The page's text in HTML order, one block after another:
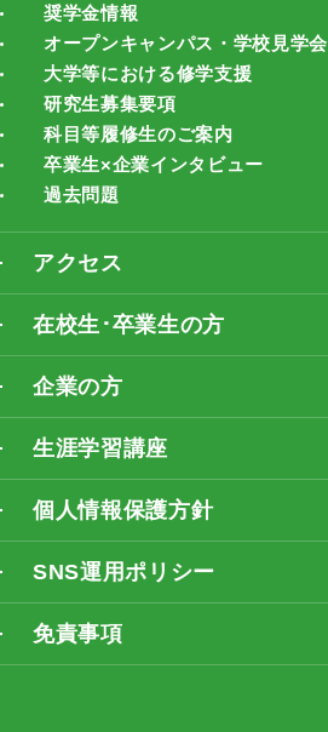
奨学金情報
オープンキャンパス・学校見学会
大学等における修学支援
研究生募集要項
科目等履修生のご案内
卒業生×企業インタビュー
過去問題
アクセス
在校生･卒業生の方
企業の方
生涯学習講座
個人情報保護方針
SNS運用ポリシー
免責事項